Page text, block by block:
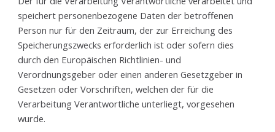
speichert personenbezogene Daten der betroffenen
Person nur für den Zeitraum, der zur Erreichung des
Speicherungszwecks erforderlich ist oder sofern dies
durch den Europäischen Richtlinien- und
Verordnungsgeber oder einen anderen Gesetzgeber in
Gesetzen oder Vorschriften, welchen der für die
Verarbeitung Verantwortliche unterliegt, vorgesehen
wurde.